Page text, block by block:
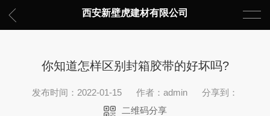
西安新壁虎建材有限公司
你知道怎样区别封箱胶带的好坏吗?
发布时间：2022-01-15 作者：admin
分享到：
二维码分享